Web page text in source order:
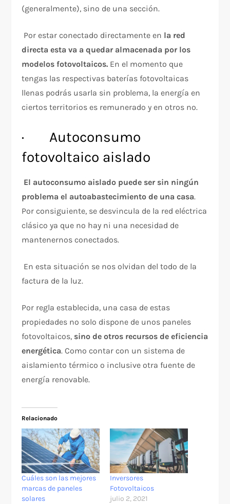
(generalmente), sino de una sección.
Por estar conectado directamente en la red
directa esta va a quedar almacenada por los
modelos fotovoltaicos. En el momento que
tengas las respectivas baterías fotovoltaicas
llenas podrás usarla sin problema, la energía en
ciertos territorios es remunerado y en otros no.
· Autoconsumo
fotovoltaico aislado
El autoconsumo aislado puede ser sin ningún
problema el autoabastecimiento de una casa.
Por consiguiente, se desvincula de la red eléctrica
clásico ya que no hay ni una necesidad de
mantenernos conectados.
En esta situación se nos olvidan del todo de la
factura de la luz.
Por regla establecida, una casa de estas
propiedades no solo dispone de unos paneles
fotovoltaicos, sino de otros recursos de eficiencia
energética. Como contar con un sistema de
aislamiento térmico o inclusive otra fuente de
energía renovable.
Relacionado
Cuáles son las mejores
marcas de paneles
solares
Inversores
Fotovoltaicos
julio 2, 2021